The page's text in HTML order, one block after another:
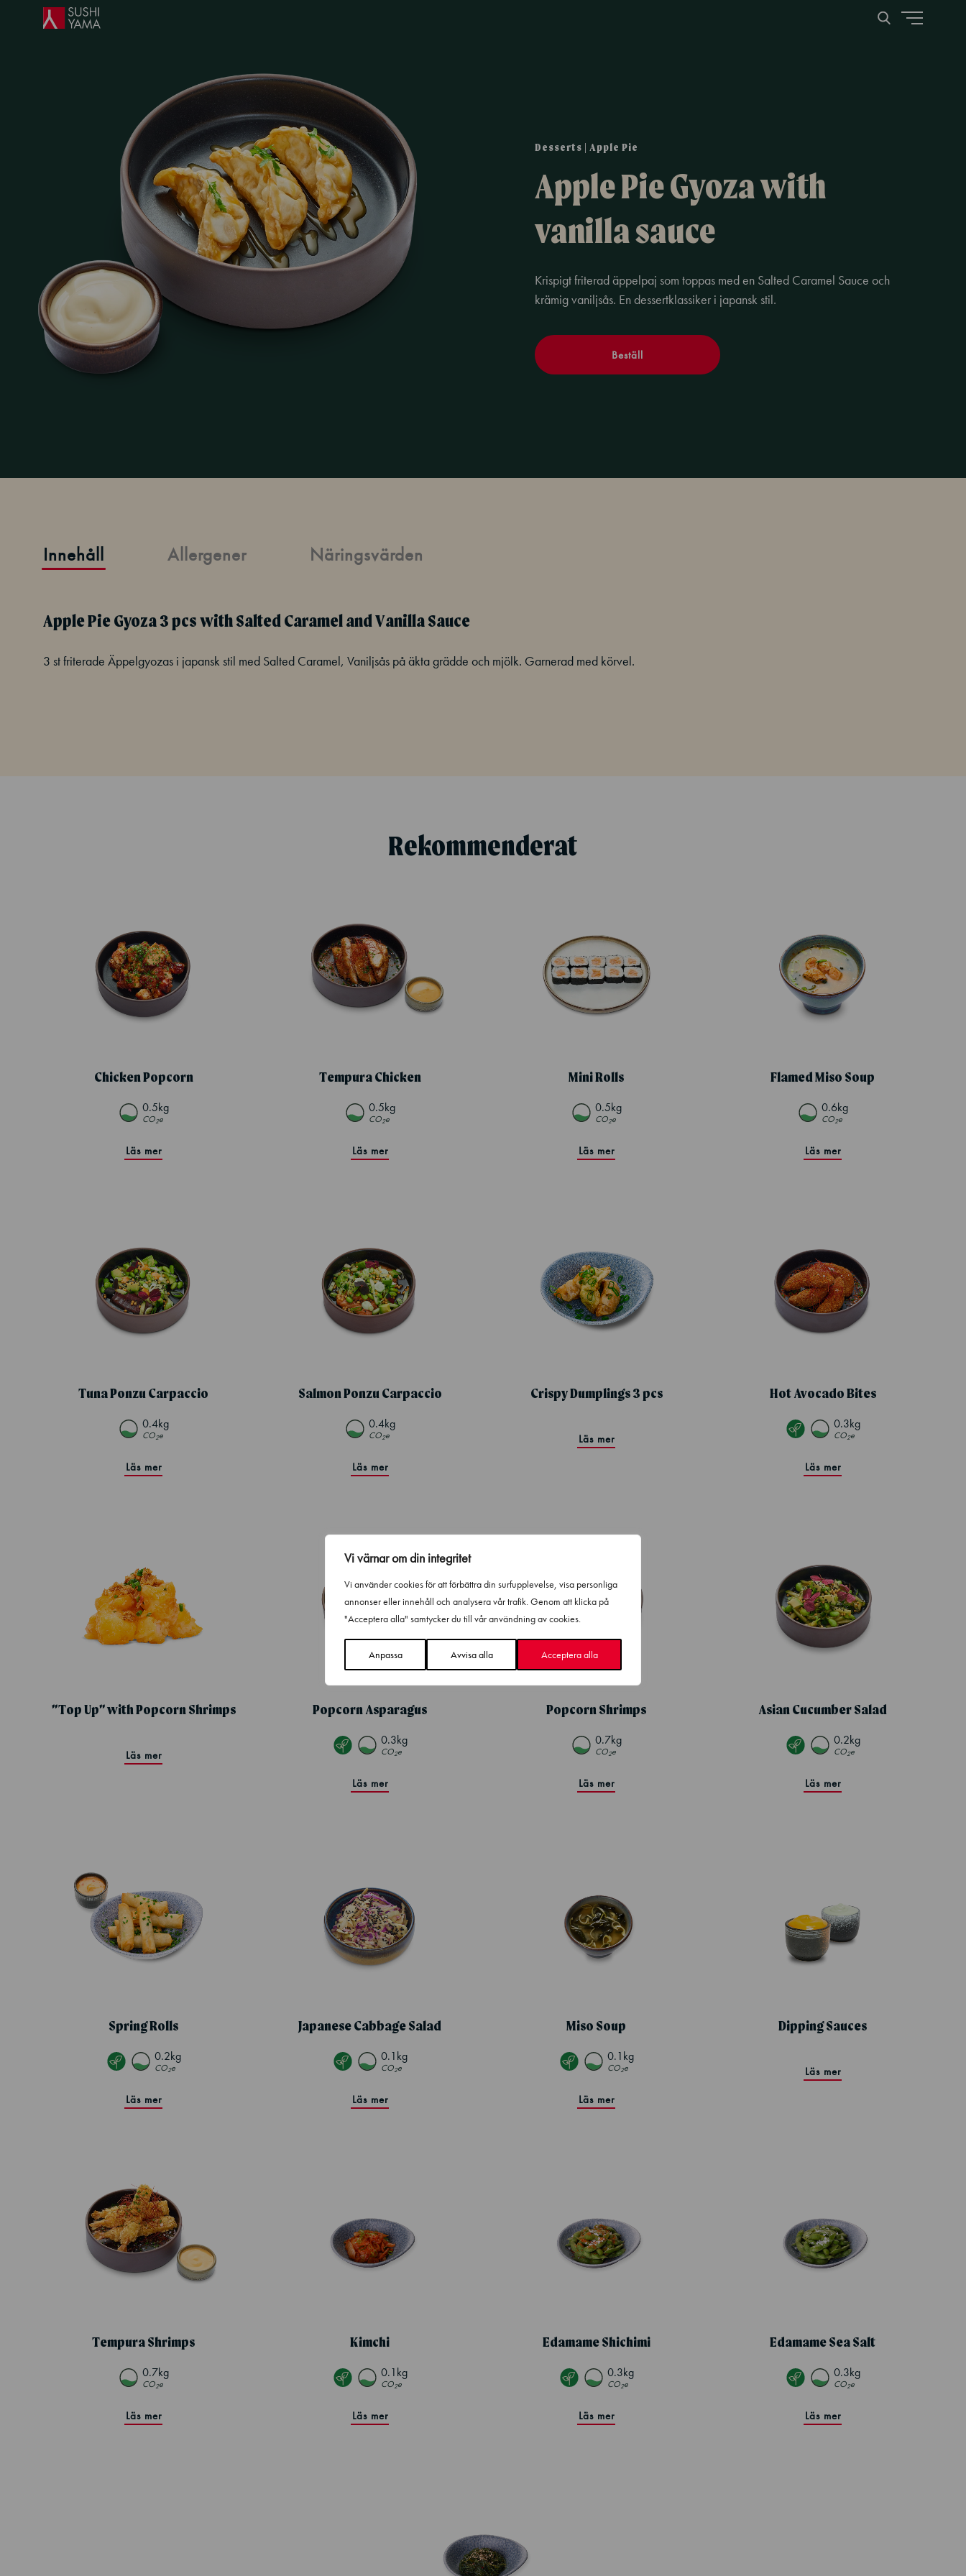
Vi värnar om din integritet
Vi använder cookies för att förbättra din surfupplevelse, visa personliga
annonser eller innehåll och analysera vår trafik. Genom att klicka på
"Acceptera alla" samtycker du till vår användning av cookies.
Anpassa Avvisa alla Acceptera alla
Desserts | Apple Pie
Apple Pie Gyoza with
vanilla sauce
Krispigt friterad äppelpaj som toppas med en Salted Caramel Sauce och
krämig vaniljsås. En dessertklassiker i japansk stil.
Beställ
Innehåll Allergener Näringsvärden
Apple Pie Gyoza 3 pcs with Salted Caramel and Vanilla Sauce
3 st friterade Äppelgyozas i japansk stil med Salted Caramel, Vaniljsås på äkta grädde och mjölk. Garnerad med körvel.
Rekommenderat
Chicken Popcorn
0.5kg
CO2e
Läs mer
Tempura Chicken
0.5kg
CO2e
Läs mer
Mini Rolls
0.5kg
CO2e
Läs mer
Flamed Miso Soup
0.6kg
CO2e
Läs mer
Tuna Ponzu Carpaccio
0.4kg
CO2e
Läs mer
Salmon Ponzu Carpaccio
0.4kg
CO2e
Läs mer
Crispy Dumplings 3 pcs
Läs mer
Hot Avocado Bites
0.3kg
CO2e
Läs mer
”Top Up” with Popcorn Shrimps
Läs mer
Popcorn Asparagus
0.3kg
CO2e
Läs mer
Popcorn Shrimps
0.7kg
CO2e
Läs mer
Asian Cucumber Salad
0.2kg
CO2e
Läs mer
Spring Rolls
0.2kg
CO2e
Läs mer
Japanese Cabbage Salad
0.1kg
CO2e
Läs mer
Miso Soup
0.1kg
CO2e
Läs mer
Dipping Sauces
Läs mer
Tempura Shrimps
0.7kg
CO2e
Läs mer
Kimchi
0.1kg
CO2e
Läs mer
Edamame Shichimi
0.3kg
CO2e
Läs mer
Edamame Sea Salt
0.3kg
CO2e
Läs mer